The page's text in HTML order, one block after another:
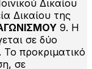
Δικαίου
Δικαίου της
9. Η
σε δύο
Το προκριματικό
σε